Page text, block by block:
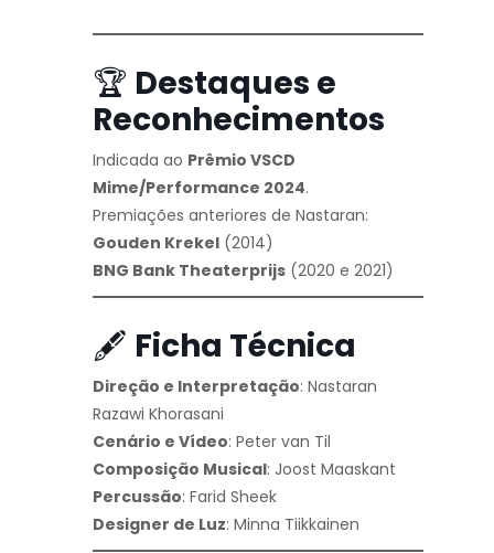
🏆 Destaques e
Reconhecimentos
Indicada ao Prêmio VSCD
Mime/Performance 2024.
Premiações anteriores de Nastaran:
Gouden Krekel (2014)
BNG Bank Theaterprijs (2020 e 2021)
🖋️ Ficha Técnica
Direção e Interpretação: Nastaran
Razawi Khorasani
Cenário e Vídeo: Peter van Til
Composição Musical: Joost Maaskant
Percussão: Farid Sheek
Designer de Luz: Minna Tiikkainen